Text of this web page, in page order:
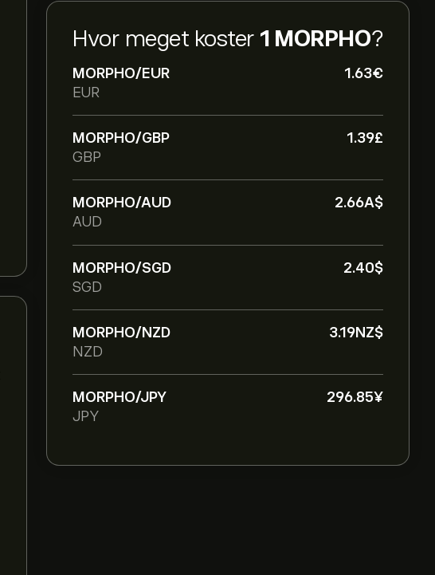
Hvor meget koster 1 MORPHO?
MORPHO/EUR
1.63‎€‎
EUR
MORPHO/GBP
1.39‎£‎
GBP
MORPHO/AUD
2.66‎A$‎
AUD
MORPHO/SGD
2.40‎$‎
SGD
MORPHO/NZD
3.19‎NZ$‎
NZD
MORPHO/JPY
296.85‎¥‎
JPY